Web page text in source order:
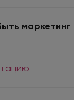
маркетинг